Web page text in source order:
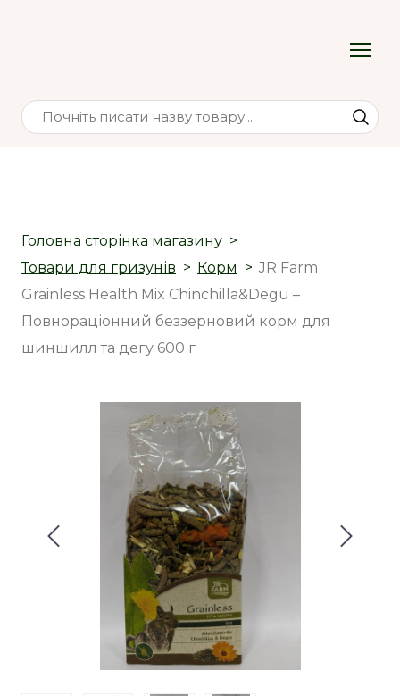
Головна сторінка магазину
Товари для гризунів
Корм
JR Farm
Grainless Health Mix Chinchilla&Degu –
Повнораціонний беззерновий корм для
шиншилл та дегу 600 г